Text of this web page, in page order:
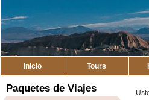
Inicio Tours
Paquetes de Viajes